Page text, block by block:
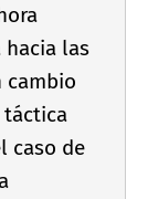
las
cambio
táctica
caso de